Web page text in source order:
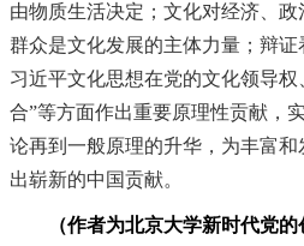
由物质生活决定；文化对经济、
群众是文化发展的主体力量；辩证
习近平文化思想在党的文化领导
合”等方面作出重要原理性贡献，
论再到一般原理的升华，为丰富
出崭新的中国贡献。
（作者为北京大学新时代党